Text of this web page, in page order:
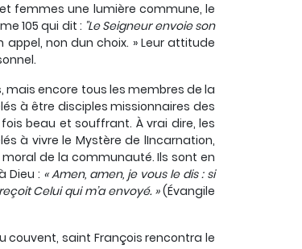
femmes une lumière commune, le
105 qui dit : "Le Seigneur envoie son
non dun choix. » Leur attitude
mais encore tous les membres de la
à être disciples missionnaires des
beau et souffrant. À vrai dire, les
à vivre le Mystère de lIncarnation,
de la communauté. Ils sont en
Dieu : « Amen, amen, je vous le dis : si
Celui qui m’a envoyé. »(Évangile
couvent, saint François rencontra le